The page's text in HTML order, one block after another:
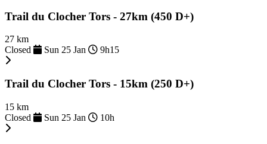
Trail du Clocher Tors - 27km (450 D+)
27 km
Closed
Sun 25 Jan 9h15
Trail du Clocher Tors - 15km (250 D+)
15 km
Closed
Sun 25 Jan 10h